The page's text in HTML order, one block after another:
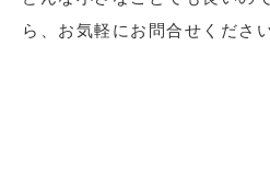
ら、お気軽にお問合せくださ